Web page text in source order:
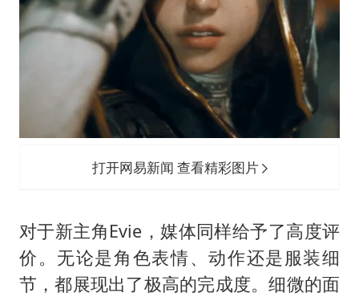
打开网易新闻 查看精彩图片
对于新主角Evie，媒体同样给予了高度评
价。无论是角色表情、动作还是服装细
节，都展现出了极高的完成度。细微的面